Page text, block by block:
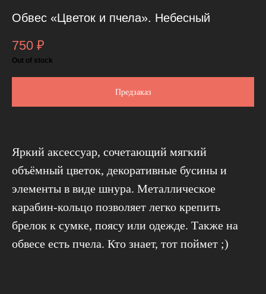
Обвес «Цветок и пчела». Небесный
750 ₽
Out of stock
Предзаказ
Яркий аксессуар, сочетающий мягкий
объёмный цветок, декоративные бусины и
элементы в виде шнура. Металлическое
карабин-кольцо позволяет легко крепить
брелок к сумке, поясу или одежде. Также на
обвесе есть пчела. Кто знает, тот поймет ;)
КАТАЛОГ ДЛЯ КЛИЕНТОВ
Пиджаки
О бренде
Доставка и оплата